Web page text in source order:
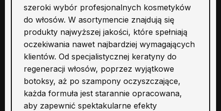
szeroki wybór profesjonalnych kosmetyków
do włosów. W asortymencie znajdują się
produkty najwyższej jakości, które spełniają
oczekiwania nawet najbardziej wymagających
klientów. Od specjalistycznej keratyny do
regeneracji włosów, poprzez wyjątkowe
botoksy, aż po szampony oczyszczające,
każda formuła jest starannie opracowana,
aby zapewnić spektakularne efekty